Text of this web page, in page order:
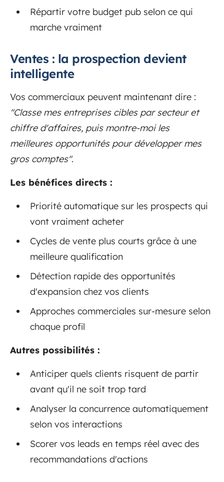
Répartir votre budget pub selon ce qui
marche vraiment
Ventes : la prospection devient
intelligente
Vos commerciaux peuvent maintenant dire :
"Classe mes entreprises cibles par secteur et
chiffre d'affaires, puis montre-moi les
meilleures opportunités pour développer mes
gros comptes".
Les bénéfices directs :
Priorité automatique sur les prospects qui
vont vraiment acheter
Cycles de vente plus courts grâce à une
meilleure qualification
Détection rapide des opportunités
d'expansion chez vos clients
Approches commerciales sur-mesure selon
chaque profil
Autres possibilités :
Anticiper quels clients risquent de partir
avant qu'il ne soit trop tard
Analyser la concurrence automatiquement
selon vos interactions
Scorer vos leads en temps réel avec des
recommandations d'actions